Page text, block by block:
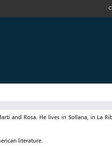
and Rosa. He lives in Sollana, in La
literature.